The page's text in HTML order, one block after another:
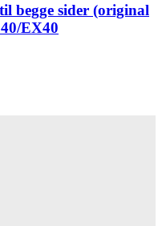
begge sider (original
EX40